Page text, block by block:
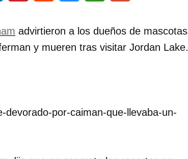
advirtieron a los dueños de mascotas
y mueren tras visitar Jordan Lake.
por-caiman-que-llevaba-un-